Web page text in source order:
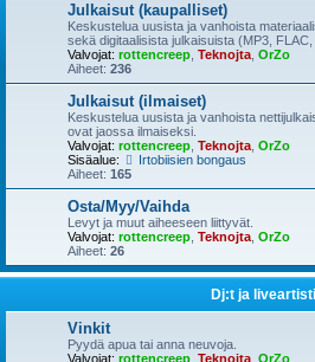
Julkaisut (kaupalliset)
Keskustelua uusista ja vanhoista
sekä digitaalisista julkaisuista (MP3,
Valvojat: rottencreep Teknojta OrZo
Aiheet: 236
Julkaisut (ilmaiset)
Keskustelua uusista ja vanhoista
ovat jaossa ilmaiseksi.
Valvojat: rottencreep Teknojta OrZo
Sisäalue:
Irtobiisien bongaus
Aiheet: 165
Osta/Myy/Vaihda
Levyt ja muut aiheeseen liittyvät.
Valvojat: rottencreep Teknojta OrZo
Aiheet: 26
Dj:t ja
Vinkit
Pyydä apua tai anna neuvoja.
Valvojat: rottencreep Teknojta OrZo